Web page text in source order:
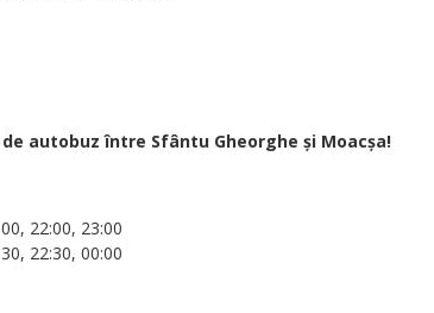
autobuz între Sfântu Gheorghe și Moacșa!
22:00, 23:00
22:30, 00:00